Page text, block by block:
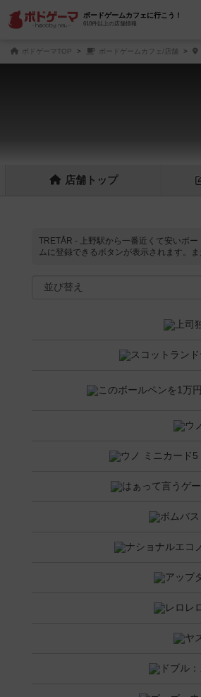
ボードゲームカフェに行こう！
610件以上の店舗情報
ボドゲーマTOP ボードゲームカフェ/店舗
店舗 トップ
TRETÅR - 上野駅から一番近くて安いボ
ムに登録できるボタンが表示されます。